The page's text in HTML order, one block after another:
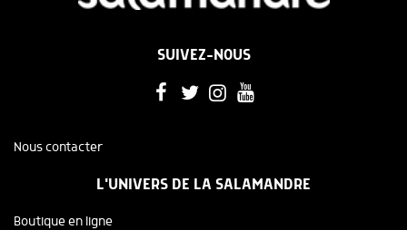
SUIVEZ-NOUS
Nous contacter
L'UNIVERS DE LA SALAMANDRE
Boutique en ligne